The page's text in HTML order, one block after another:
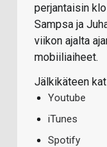
perjantaisin
Sampsa ja
viikon ajalta
mobiiliaiheet.
Jälkikäteen
Youtube
iTunes
Spotify